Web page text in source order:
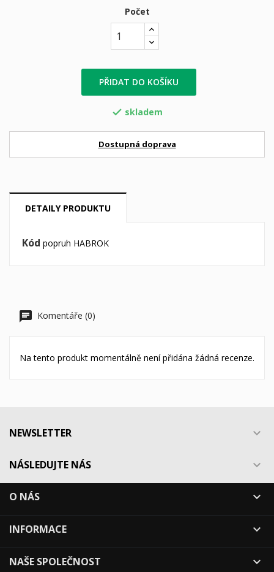
Počet
PŘIDAT DO KOŠÍKU
 skladem
Dostupná doprava
DETAILY PRODUKTU
Kód popruh HABROK
Komentáře (0)
Na tento produkt momentálně není přidána žádná recenze.
NEWSLETTER 
NÁSLEDUJTE NÁS 
O NÁS 
INFORMACE 
NAŠE SPOLEČNOST 